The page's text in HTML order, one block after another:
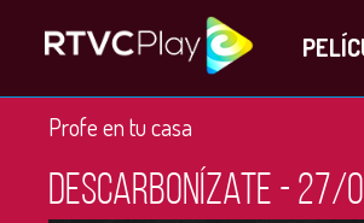
Profe en tu casa
Descarbonízate - 27/